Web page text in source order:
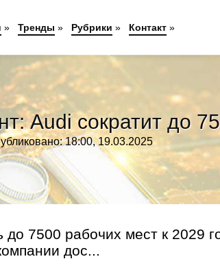
Audi сократит до
18:00, 19.03.2025
7500 рабочих мест к 2029
дос...
» Тренды » Рубрики » Контакт»